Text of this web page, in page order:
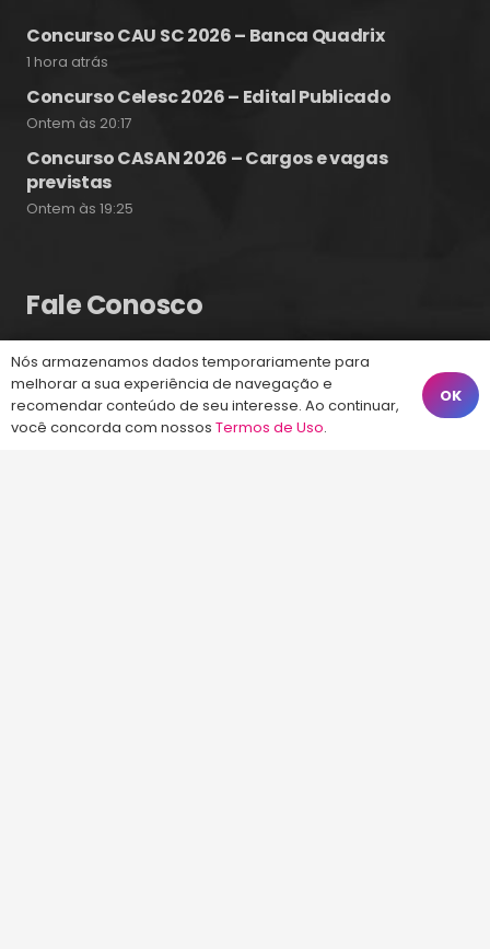
Concurso CAU SC 2026 – Banca Quadrix
1 hora atrás
Concurso Celesc 2026 – Edital Publicado
Ontem às 20:17
Concurso CASAN 2026 – Cargos e vagas
previstas
Ontem às 19:25
Fale Conosco
(48) 99828-9929
Calçadão João Pinto, 212 – Centro
Nós armazenamos dados temporariamente para
melhorar a sua experiência de navegação e
recomendar conteúdo de seu interesse. Ao continuar,
você concorda com nossos Termos de Uso.
OK